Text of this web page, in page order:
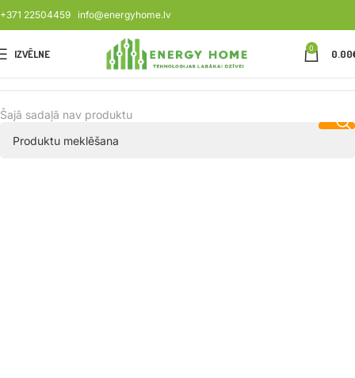
+371 22504459 info@energyhome.lv
IZVĒLNE 0 0.00
Šajā sadaļā nav produktu